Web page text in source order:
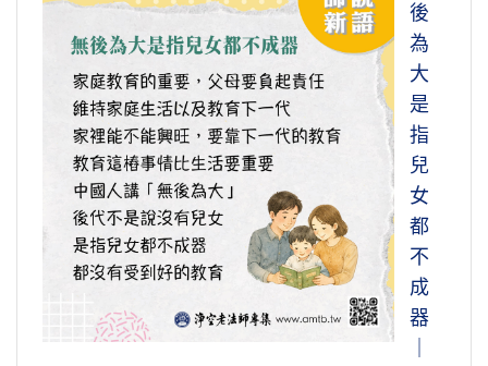
後
為
大
是
指
兒
女
都
不
成
器